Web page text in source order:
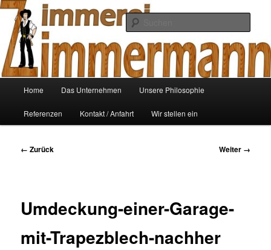
Zum
Inhalt
wechseln
Zimmerei-Zimmermann
Ihre Zimmerei
Home Das Unternehmen Unsere Philosophie
Referenzen Kontakt / Anfahrt Wir stellen ein
Bilder-
← Zurück Weiter →
Umdeckung-einer-Garage-
mit-Trapezblech-nachher